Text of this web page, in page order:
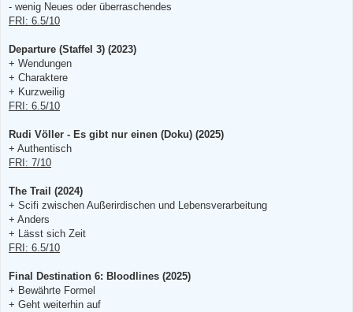
- wenig Neues oder überraschendes
FRI: 6.5/10
Departure (Staffel 3) (2023)
+ Wendungen
+ Charaktere
+ Kurzweilig
FRI: 6.5/10
Rudi Völler - Es gibt nur einen (Doku) (2025)
+ Authentisch
FRI: 7/10
The Trail (2024)
+ Scifi zwischen Außerirdischen und Lebensverarbeitung
+ Anders
+ Lässt sich Zeit
FRI: 6.5/10
Final Destination 6: Bloodlines (2025)
+ Bewährte Formel
+ Geht weiterhin auf